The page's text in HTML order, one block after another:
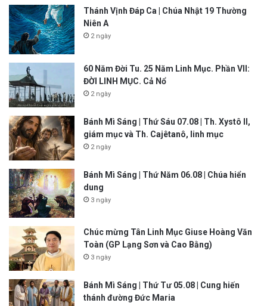
Thánh Vịnh Đáp Ca | Chúa Nhật 19 Thường
Niên A
2 ngày
60 Năm Đời Tu. 25 Năm Linh Mục. Phần VII:
ĐỜI LINH MỤC. Cả Nổ
2 ngày
Bánh Mì Sáng | Thứ Sáu 07.08 | Th. Xystô II,
giám mục và Th. Cajêtanô, linh mục
2 ngày
Bánh Mì Sáng | Thứ Năm 06.08 | Chúa hiển
dung
3 ngày
Chúc mừng Tân Linh Mục Giuse Hoàng Văn
Toàn (GP Lạng Sơn và Cao Bằng)
3 ngày
Bánh Mì Sáng | Thứ Tư 05.08 | Cung hiến
thánh đường Đức Maria